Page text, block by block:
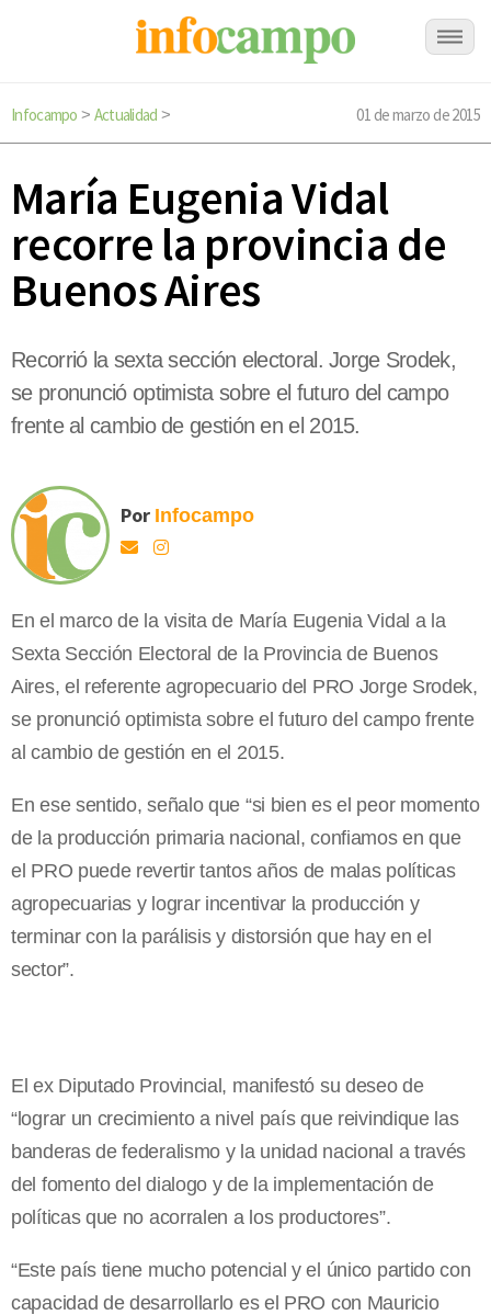
Infocampo > Actualidad > 01 de marzo de 2015
María Eugenia Vidal
recorre la provincia de
Buenos Aires
Recorrió la sexta sección electoral. Jorge Srodek,
se pronunció optimista sobre el futuro del campo
frente al cambio de gestión en el 2015.
Por Infocampo
En el marco de la visita de María Eugenia Vidal a la
Sexta Sección Electoral de la Provincia de Buenos
Aires, el referente agropecuario del PRO Jorge Srodek,
se pronunció optimista sobre el futuro del campo frente
al cambio de gestión en el 2015.
En ese sentido, señalo que “si bien es el peor momento
de la producción primaria nacional, confiamos en que
el PRO puede revertir tantos años de malas políticas
agropecuarias y lograr incentivar la producción y
terminar con la parálisis y distorsión que hay en el
sector”.
El ex Diputado Provincial, manifestó su deseo de
“lograr un crecimiento a nivel país que reivindique las
banderas de federalismo y la unidad nacional a través
del fomento del dialogo y de la implementación de
políticas que no acorralen a los productores”.
“Este país tiene mucho potencial y el único partido con
capacidad de desarrollarlo es el PRO con Mauricio